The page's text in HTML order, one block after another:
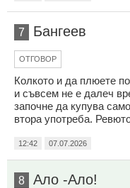
7 Бангеев
ОТГОВОР
Колкото и да плюете
и съвсем не е далеч
започне да купува
втора употреба.
12:42 07.07.2026
8 Ало -Ало!